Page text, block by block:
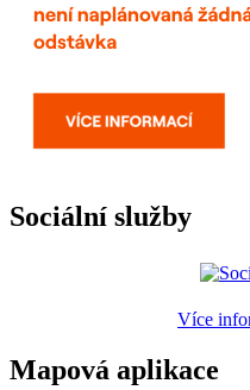
Sociální služby
Více
Mapová aplikace